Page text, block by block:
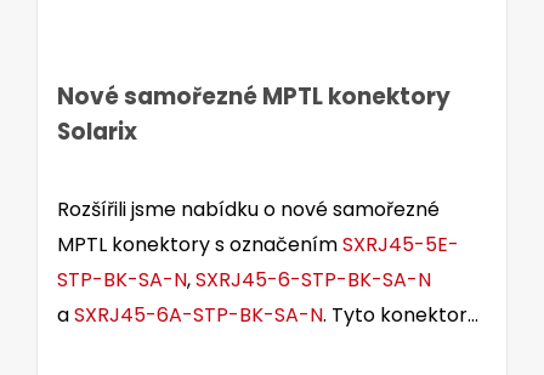
Nové samořezné MPTL konektory
Solarix
Rozšířili jsme nabídku o nové samořezné
MPTL konektory s označenímSXRJ45-5E-
STP-BK-SA-N,SXRJ45-6-STP-BK-SA-N
aSXRJ45-6A-STP-BK-SA-N. Tyto konektory